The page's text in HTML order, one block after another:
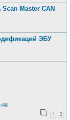
Master CAN
ЭБУ
1 2